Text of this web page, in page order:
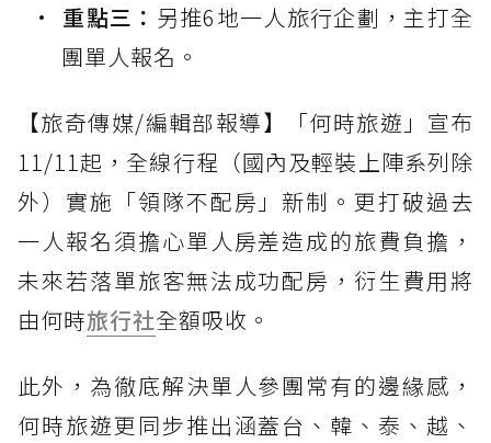
重點三： 另推6地一人旅行企劃，主打全
團單人報名。
【旅奇傳媒/編輯部報導】「何時旅遊」宣布
11/11起，全線行程（國內及輕裝上陣系列除
外）實施「領隊不配房」新制。更打破過去
一人報名須擔心單人房差造成的旅費負擔，
未來若落單旅客無法成功配房，衍生費用將
由何時旅行社全額吸收。
此外，為徹底解決單人參團常有的邊緣感，
何時旅遊更同步推出涵蓋台、韓、泰、越、